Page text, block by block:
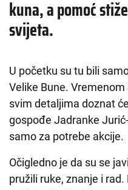
kuna, a pomoć
svijeta.
U početku su tu bili
Velike Bune.
svim detaljima doznat
gospođe Jadranke
samo za potrebe akcije.
Očigledno je da su se
pružili ruke, znanje i